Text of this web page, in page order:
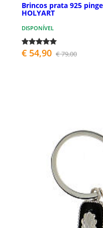
Brincos prata 925
HOLYART
DISPONÍVEL
€ 54,90 € 79,00